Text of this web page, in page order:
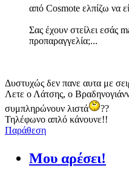
από Cosmote ελπίζω να
Σας έχουν στείλει εσάς
προπαραγγελία;...
Δυστυχώς δεν πανε αυτα με
Λετε ο Λάτσης, ο
συμπληρώνουν λιστά
??
Τηλέφωνο απλό κάνουνε!!
Παράθεση
Μου αρέσει!